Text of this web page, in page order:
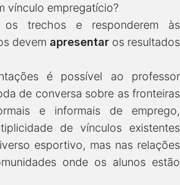
vínculo empregatício?
os trechos e responderem às
devem apresentar os resultados
é possível ao professor
de conversa sobre as fronteiras
e informais de emprego,
de vínculos existentes
esportivo, mas nas relações
onde os alunos estão